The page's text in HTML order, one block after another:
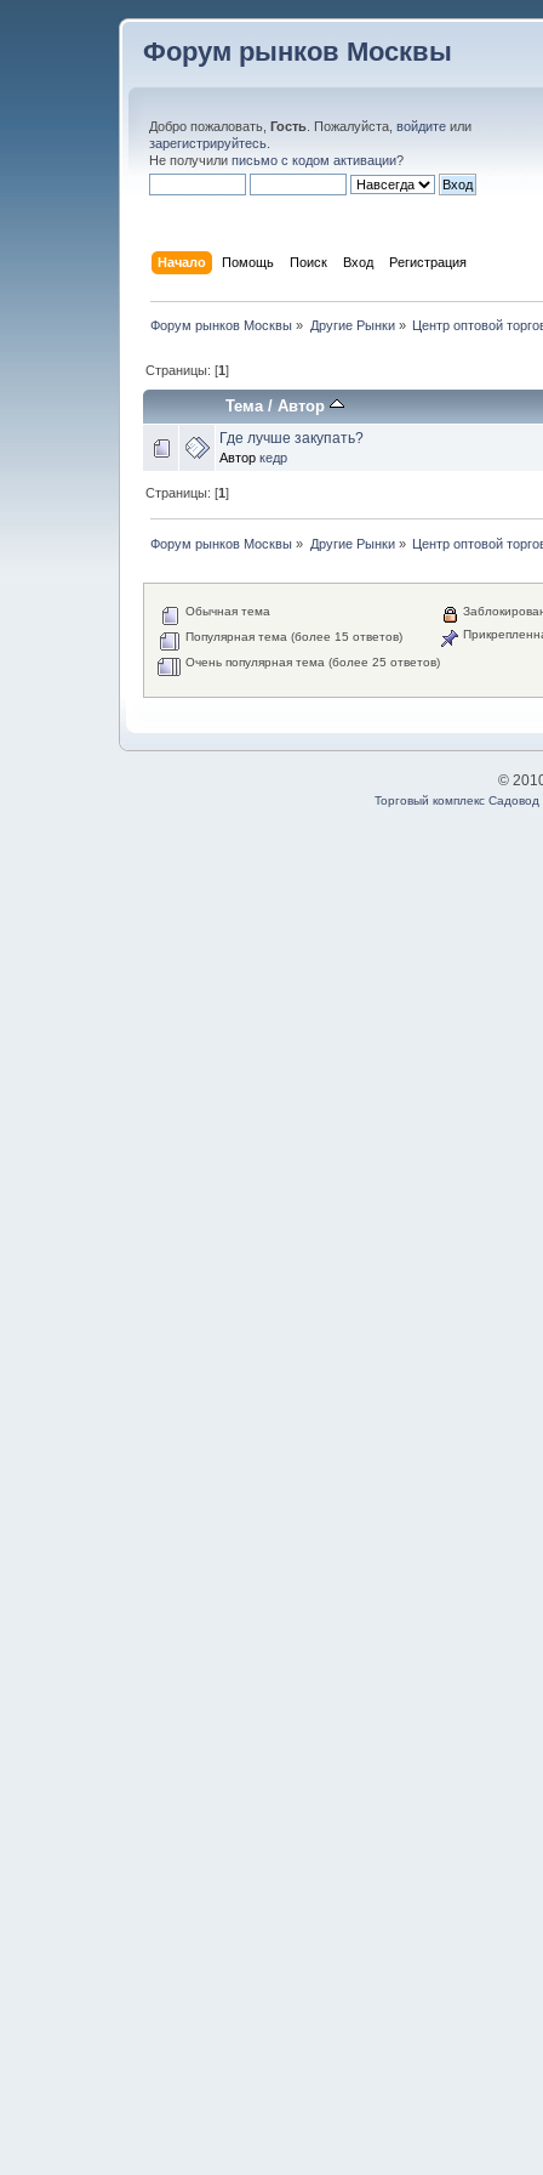
Форум рынков Москвы
Добро пожаловать, Гость . Пожалуйста, войдите или
зарегистрируйтесь
Не получили письмо с кодом активации?
Начало Помощь Поиск Вход Регистрация
Форум рынков Москвы » Другие Рынки» Центр оптовой
Страницы: [1]
Тема/Автор
Где лучше закупать?
Автор кедр
Страницы: [1]
Форум рынков Москвы » Другие Рынки» Центр оптовой
Обычная тема
Популярная тема (более 15 ответов)
Очень популярная тема (более 25 ответов)
©
Торговый комплекс Садовод